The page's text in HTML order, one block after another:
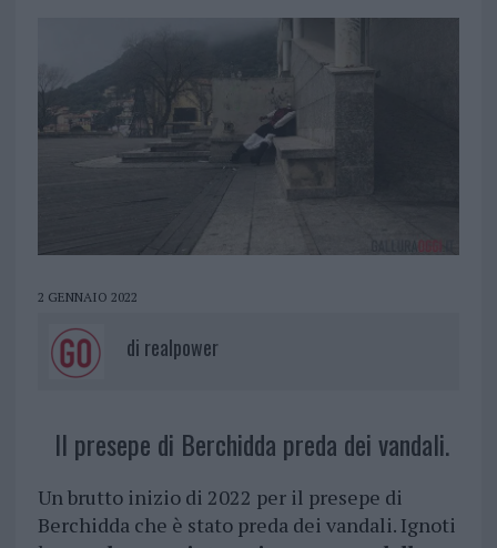
2 GENNAIO 2022
di realpower
Il presepe di Berchidda preda dei vandali.
Un brutto inizio di 2022 per il presepe di
Berchidda che è stato preda dei vandali. Ignoti